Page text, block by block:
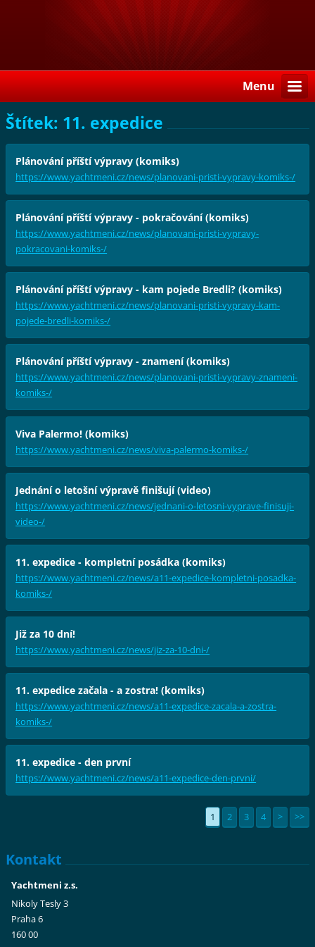
Menu
Štítek: 11. expedice
Plánování příští výpravy (komiks)
https://www.yachtmeni.cz/news/planovani-pristi-vypravy-komiks-/
Plánování příští výpravy - pokračování (komiks)
https://www.yachtmeni.cz/news/planovani-pristi-vypravy-
pokracovani-komiks-/
Plánování příští výpravy - kam pojede Bredli? (komiks)
https://www.yachtmeni.cz/news/planovani-pristi-vypravy-kam-
pojede-bredli-komiks-/
Plánování příští výpravy - znamení (komiks)
https://www.yachtmeni.cz/news/planovani-pristi-vypravy-znameni-
komiks-/
Viva Palermo! (komiks)
https://www.yachtmeni.cz/news/viva-palermo-komiks-/
Jednání o letošní výpravě finišují (video)
https://www.yachtmeni.cz/news/jednani-o-letosni-vyprave-finisuji-
video-/
11. expedice - kompletní posádka (komiks)
https://www.yachtmeni.cz/news/a11-expedice-kompletni-posadka-
komiks-/
Již za 10 dní!
https://www.yachtmeni.cz/news/jiz-za-10-dni-/
11. expedice začala - a zostra! (komiks)
https://www.yachtmeni.cz/news/a11-expedice-zacala-a-zostra-
komiks-/
11. expedice - den první
https://www.yachtmeni.cz/news/a11-expedice-den-prvni/
1 2 3 4 > >>
Kontakt
Yachtmeni z.s.
Nikoly Tesly 3
Praha 6
160 00